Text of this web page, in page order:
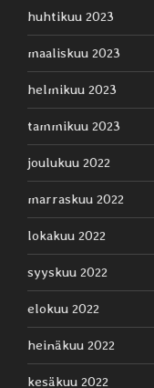
huhtikuu 2023
maaliskuu 2023
helmikuu 2023
tammikuu 2023
joulukuu 2022
marraskuu 2022
lokakuu 2022
syyskuu 2022
elokuu 2022
heinäkuu 2022
kesäkuu 2022